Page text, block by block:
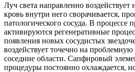
Луч света направленно
кровь внутри него сворачивается,
патологического сосуда. В процессе
активируются регенеративные
появления новых сосудистых
воздействует точечно на проблемную
соседние области. Сапфировый
процедуры постоянно охлаждается,